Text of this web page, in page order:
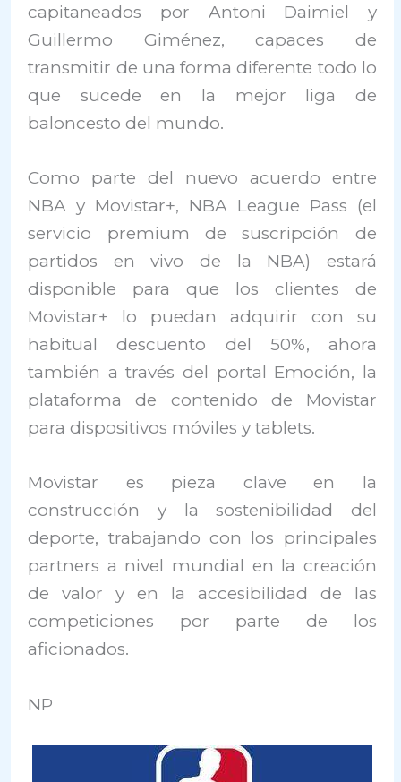
capitaneados por Antoni Daimiel y
Guillermo Giménez, capaces de
transmitir de una forma diferente todo lo
que sucede en la mejor liga de
baloncesto del mundo.
Como parte del nuevo acuerdo entre
NBA y Movistar+, NBA League Pass (el
servicio premium de suscripción de
partidos en vivo de la NBA) estará
disponible para que los clientes de
Movistar+ lo puedan adquirir con su
habitual descuento del 50%, ahora
también a través del portal Emoción, la
plataforma de contenido de Movistar
para dispositivos móviles y tablets.
Movistar es pieza clave en la
construcción y la sostenibilidad del
deporte, trabajando con los principales
partners a nivel mundial en la creación
de valor y en la accesibilidad de las
competiciones por parte de los
aficionados.
NP